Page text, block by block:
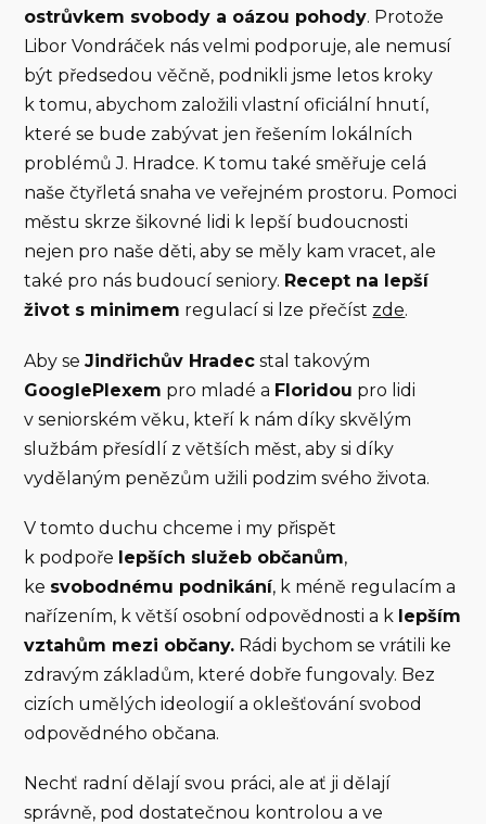
ostrůvkem svobody a oázou pohody. Protože
Libor Vondráček nás velmi podporuje, ale nemusí
být předsedou věčně, podnikli jsme letos kroky
k tomu, abychom založili vlastní oficiální hnutí,
které se bude zabývat jen řešením lokálních
problémů J. Hradce. K tomu také směřuje celá
naše čtyřletá snaha ve veřejném prostoru. Pomoci
městu skrze šikovné lidi k lepší budoucnosti
nejen pro naše děti, aby se měly kam vracet, ale
také pro nás budoucí seniory. Recept na lepší
život s minimem regulací si lze přečíst zde.
Aby seJindřichův Hradec stal takovým
GooglePlexem pro mladé a Floridou pro lidi
v seniorském věku, kteří k nám díky skvělým
službám přesídlí z větších měst, aby si díky
vydělaným penězům užili podzim svého života.
V tomto duchu chceme i my přispět
k podpoře lepších služeb občanům,
ke svobodnému podnikání, k méně regulacím a
nařízením, k větší osobní odpovědnosti a k lepším
vztahům mezi občany. Rádi bychom se vrátili ke
zdravým základům, které dobře fungovaly. Bez
cizích umělých ideologií a oklešťování svobod
odpovědného občana.
Nechť radní dělají svou práci, ale ať ji dělají
správně, pod dostatečnou kontrolou a ve